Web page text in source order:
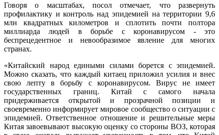
Говоря о масштабах, посол отмечает, что развернуть
профилактику и контроль над эпидемией на территории 9,6
млн квадратных километров и сплотить почти полтора
миллиарда людей в борьбе с коронавирусом - это
беспрецедентное и невообразимое явление для многих
странах.
«Китайский народ едиными силами борется с эпидемией.
Можно сказать, что каждый китаец приложил усилия и внес
свою лепту в борьбу с коронавирусом. Вирус не имеет
государственных границ. Китай с самого начала
придерживается открытой и прозрачной позиции и
своевременно информирует мировое сообщество о ситуации с
эпидемией. Ответственное отношение и решительные меры
Китая завоевывают высокую оценку со стороны ВОЗ, которая